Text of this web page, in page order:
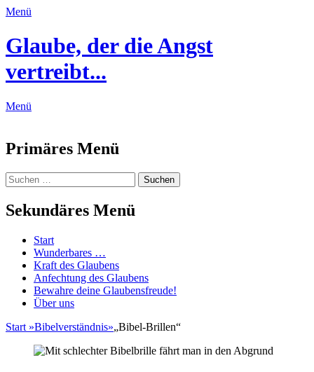
Menü
Glaube, der die Angst
vertreibt...
Menü
Primäres Menü
Zum
Inhalt
springen
Suchen
Suchen
nach:
Sekundäres Menü
Zum
Inhalt
springen
Start
Wunderbares …
Kraft des Glaubens
Anfechtung des Glaubens
Bewahre deine Glaubensfreude!
Über uns
Start »Bibelverständnis»„Bibel-Brillen“